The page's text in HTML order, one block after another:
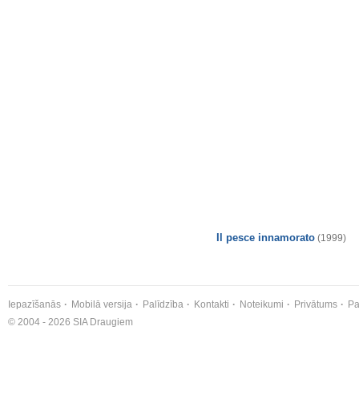
Il pesce innamorato (1999)
Iepazīšanās Mobilā versija Palīdzība Kontakti Noteikumi Privātums
© 2004 - 2026 SIA Draugiem